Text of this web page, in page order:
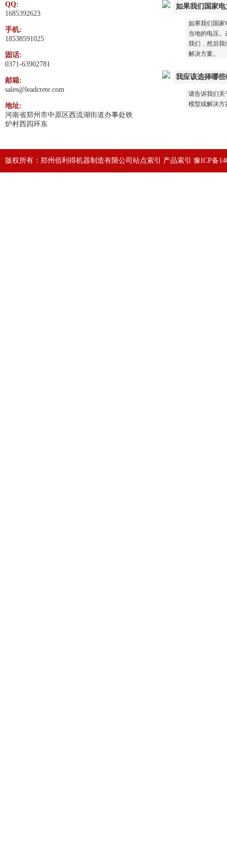
QQ:
1685392623
手机:
18538591025
固话:
0371-63902781
邮箱:
sales@leadcrete.com
地址:
河南省郑州市中原区西流湖街道办事处铁
炉村西四环东
如果我们国家
如果我们国家
当地的电压。
我们，然后我
解决方案。
我应该选择哪
请告诉我们关
模型或解决方
版权所有：郑州佰利得机器制造有限公司 站点索引 产品索引 豫ICP备